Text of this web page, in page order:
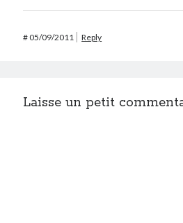
#05/09/2011 Reply
Laisse un petit